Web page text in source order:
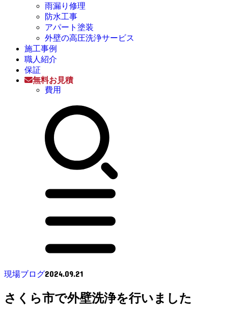
雨漏り修理
防水工事
アパート塗装
外壁の高圧洗浄サービス
施工事例
職人紹介
保証
無料お見積
費用
現場ブログ2024.09.21
さくら市で外壁洗浄を行いました